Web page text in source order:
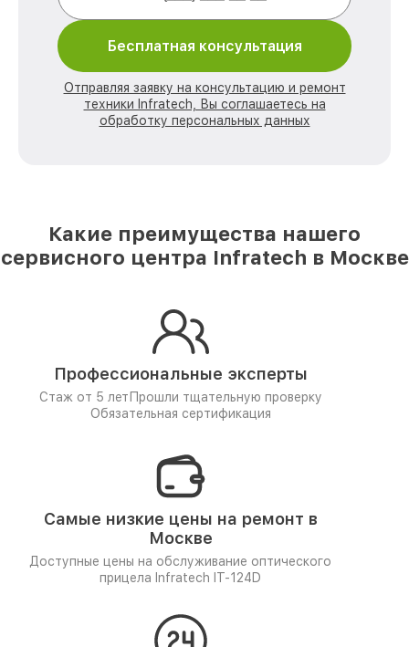
Бесплатная консультация
Отправляя заявку на консультацию и ремонт
техники Infratech, Вы соглашаетесь на
обработку персональных данных
Какие преимущества нашего
сервисного центра Infratech в Москве
Профессиональные эксперты
Стаж от 5 лет Прошли тщательную проверку
Обязательная сертификация
Самые низкие цены на ремонт в
Москве
Доступные цены на обслуживание оптического
прицела Infratech IT-124D